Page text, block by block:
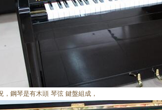
，鋼琴是有木頭 琴弦 鍵盤組成，